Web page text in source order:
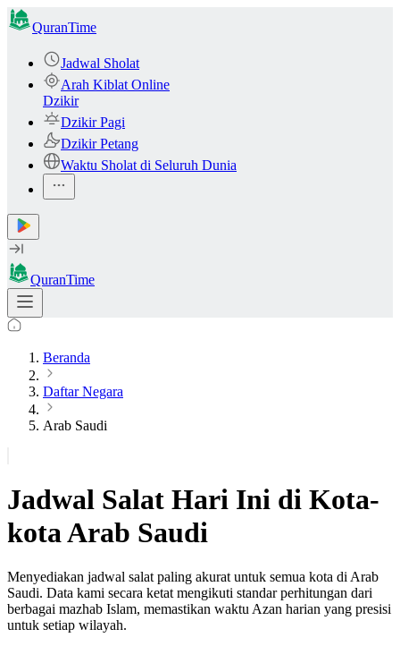
QuranTime
Jadwal Sholat
Arah Kiblat Online
Dzikir
Dzikir Pagi
Dzikir Petang
Waktu Sholat di Seluruh Dunia
QuranTime
Beranda
Daftar Negara
Arab Saudi
Jadwal Salat Hari Ini di Kota-
kota Arab Saudi
Menyediakan jadwal salat paling akurat untuk semua kota di Arab
Saudi. Data kami secara ketat mengikuti standar perhitungan dari
berbagai mazhab Islam, memastikan waktu Azan harian yang presisi
untuk setiap wilayah.